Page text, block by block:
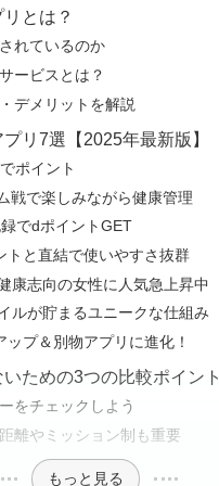
とは？
れているのか
ービスとは？
デメリットを解説
リ7選【2025年最新版】
ポイント
戦で楽しみながら健康管理
でdポイントGET
トと直結で使いやすさ抜群
康志向の女性に人気急上昇中
ルが貯まるユニークな仕組み
プ＆別物アプリに進化！
ための3つの比較ポイント
をチェックしよう
離やミッション制も重要
もっと見る